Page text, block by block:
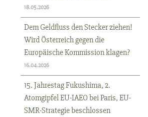
18.05.2026
Dem Geldfluss den Stecker ziehen!
Wird Österreich gegen die
Europäische Kommission klagen?
16.04.2026
15. Jahrestag Fukushima, 2.
Atomgipfel EU-IAEO bei Paris, EU-
SMR-Strategie beschlossen